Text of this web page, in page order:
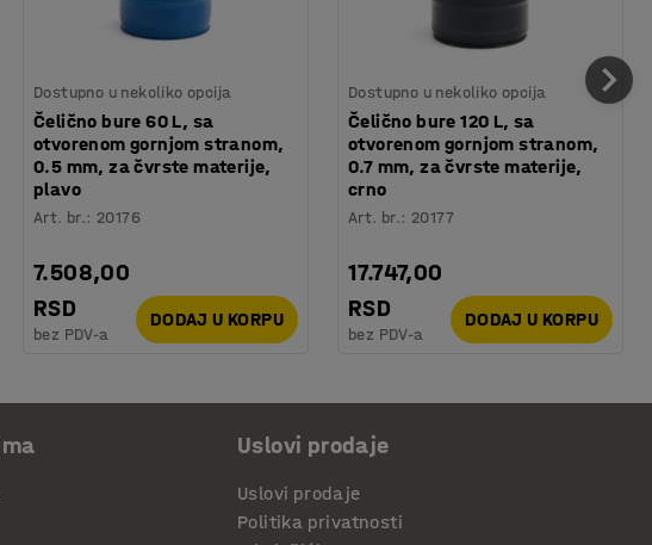
Dostupno u nekoliko opcija
Čelično bure 60 L, sa
otvorenom gornjom stranom,
0.5 mm, za čvrste materije,
plavo
Art. br.: 20176
7.508,00
RSD
bez PDV-a
DODAJ U KORPU
Dostupno u nekoliko opcija
Čelično bure 120 L, sa
otvorenom gornjom stranom,
0.7 mm, za čvrste materije,
crno
Art. br.: 20177
17.747,00
RSD
bez PDV-a
DODAJ U KORPU
Uslovi prodaje
Uslovi prodaje
Politika privatnosti